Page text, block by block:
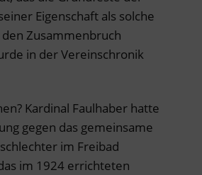
Eigenschaft als solche
Zusammenbruch
in der Vereinschronik
Kardinal Faulhaber hatte
gegen das gemeinsame
im Freibad
im 1924 errichteten